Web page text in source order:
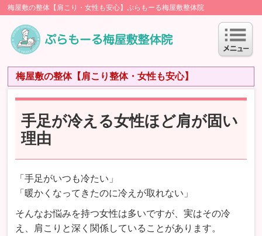
梅屋敷の整体【肩こり・女性も安心】ぷらもーる梅屋敷整体院
梅屋敷の整体【肩こり整体・女性も安心】
手足が冷える女性ほど肩が固い
理由
「手足がいつも冷たい」
「暖かくなってきたのに冷えが取れない」
そんなお悩みを持つ女性は多いですが、実はその冷
え、肩こりと深く関係していることがあります。